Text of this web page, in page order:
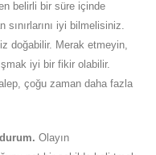
belirli bir süre içinde
sınırlarını iyi bilmelisiniz.
doğabilir. Merak etmeyin,
iyi bir fikir olabilir.
çoğu zaman daha fazla
Olayın